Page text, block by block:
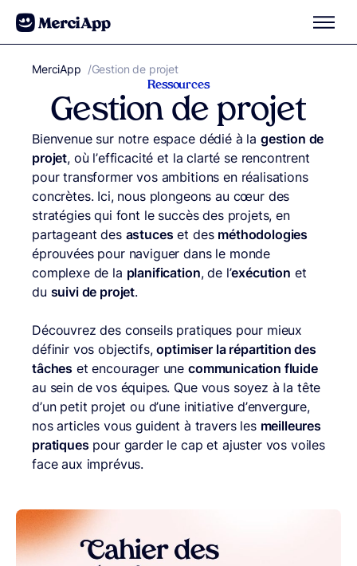
Aller au contenu
MerciApp correcteur orthographe
/Gestion de projet
Ressources
Gestion de projet
Bienvenue sur notre espace dédié à la gestion de
projet, où l’efficacité et la clarté se rencontrent
pour transformer vos ambitions en réalisations
concrètes. Ici, nous plongeons au cœur des
stratégies qui font le succès des projets, en
partageant des astuceset des méthodologies
éprouvées pour naviguer dans le monde
complexe de la planification, de l’exécution et
du suivi de projet.
Découvrez des conseils pratiques pour mieux
définir vos objectifs,optimiser la répartition des
tâches et encourager unecommunication fluide
au sein de vos équipes. Que vous soyez à la tête
d’un petit projet ou d’une initiative d’envergure,
nos articles vous guident à travers les meilleures
pratiquespour garder le cap et ajuster vos voiles
face aux imprévus.